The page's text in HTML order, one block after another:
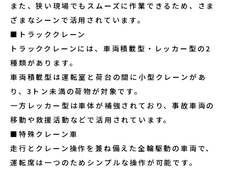
また、狭い現場でもスムーズに作業できるため、さま
ざまなシーンで活用されています。
■トラッククレーン
トラッククレーンには、車両積載型・レッカー型の2
種類があります。
車両積載型は運転室と荷台の間に小型クレーンがあ
り、3トン未満の荷物が対象です。
一方レッカー型は車体が補強されており、事故車両の
移動や救援活動などで活用されています。
■特殊クレーン車
走行とクレーン操作を兼ね備えた全輪駆動の車両で、
運転席は一つのためシンプルな操作が可能です。